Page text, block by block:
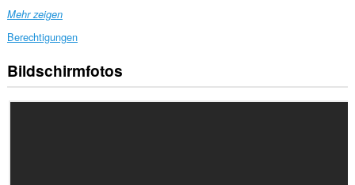
Mehr zeigen
Berechtigungen
Diese
Erweiterung
Bildschirmfotos